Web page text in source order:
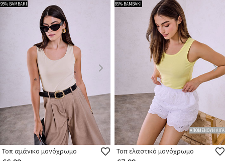
95% ΒΑΜΒΑΚΙ
Τοπ αμάνικο μονόχρωμο
95% ΒΑΜΒΑΚΙ
ΑΠΟΜΕΝΟΥΝ ΛΙΓΑ
Τοπ ελαστικό μονόχρωμο